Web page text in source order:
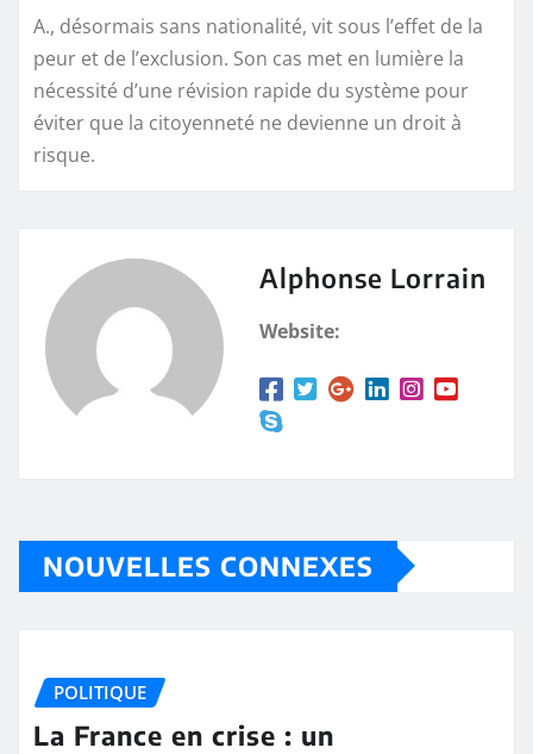
A., désormais sans nationalité, vit sous l’effet de la
peur et de l’exclusion. Son cas met en lumière la
nécessité d’une révision rapide du système pour
éviter que la citoyenneté ne devienne un droit à
risque.
Alphonse Lorrain
Website:
NOUVELLES CONNEXES
POLITIQUE
La France en crise : un